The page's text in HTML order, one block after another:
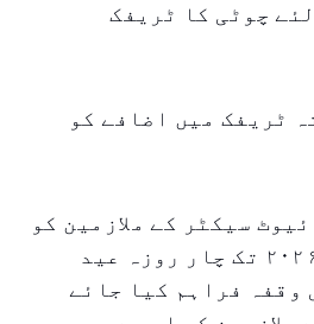
چوٹی کا ٹریفک
ٹریفک میں اضافے کو
سیکٹر کے ملازمین کو
۲۶ مئی سے ۲۹ مئی ۲۰۲۶ تک چار روزہ عید
وقفہ فراہم کیا جائے